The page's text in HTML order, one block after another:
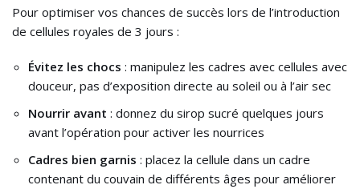
Pour optimiser vos chances de succès lors de l’introduction
de cellules royales de 3 jours :
Évitez les chocs : manipulez les cadres avec cellules avec
douceur, pas d’exposition directe au soleil ou à l’air sec
Nourrir avant : donnez du sirop sucré quelques jours
avant l’opération pour activer les nourrices
Cadres bien garnis : placez la cellule dans un cadre
contenant du couvain de différents âges pour améliorer